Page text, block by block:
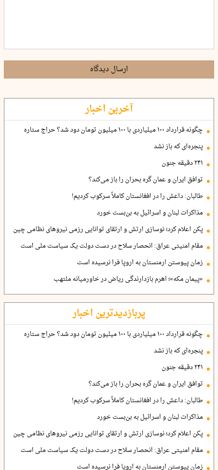
ارسال دیدگاه
آخرین اخبار
چگونه قرارداد ۱۰۰ میلیاردی با ۱۰۰ میلیون تومان دود شد؟ حراج ستاره
پنجره‌ای که باز نشد
۲۴۱ دقیقه جنون
توافق ایران و عمان گره بحران را باز می‌کند؟
طالبان: داعش را در افغانستان کاملاً سرکوب کردیم!
مذاکرات لبنان و اسرائیل به بن‌بست خورد
پکن اعلام کرد؛ نوسازی ارتش و ارتقای توانایی رزمی نیروهای نظامی چین
مقام امنیتی عراق: انحصار سلاح در دست دولت یک سیاست ملی است
زمان پیوستن ارمنستان به اروپا فرا نرسیده است
«پیمان مکه»؛ اهرم بازدارندگی ریاض در خاورمیانه ملتهب
پربازدیدترین اخبار
چگونه قرارداد ۱۰۰ میلیاردی با ۱۰۰ میلیون تومان دود شد؟ حراج ستاره
پنجره‌ای که باز نشد
۲۴۱ دقیقه جنون
توافق ایران و عمان گره بحران را باز می‌کند؟
طالبان: داعش را در افغانستان کاملاً سرکوب کردیم!
مذاکرات لبنان و اسرائیل به بن‌بست خورد
پکن اعلام کرد؛ نوسازی ارتش و ارتقای توانایی رزمی نیروهای نظامی چین
مقام امنیتی عراق: انحصار سلاح در دست دولت یک سیاست ملی است
زمان پیوستن ارمنستان به اروپا فرا نرسیده است